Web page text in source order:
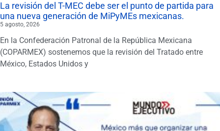
La revisión del T-MEC debe ser el punto de partida para
una nueva generación de MiPyMEs mexicanas.
5 agosto, 2026
En la Confederación Patronal de la República Mexicana
(COPARMEX) sostenemos que la revisión del Tratado entre
México, Estados Unidos y